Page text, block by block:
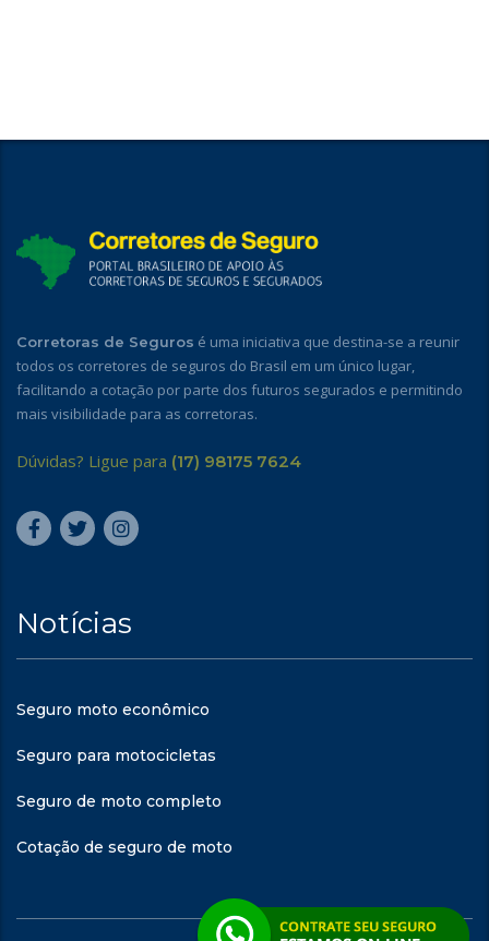
Corretoras de Seguros é uma iniciativa que destina-se a reunir
todos os corretores de seguros do Brasil em um único lugar,
facilitando a cotação por parte dos futuros segurados e permitindo
mais visibilidade para as corretoras.
Dúvidas? Ligue para (17) 98175 7624
Notícias
Seguro moto econômico
Seguro para motocicletas
Seguro de moto completo
Cotação de seguro de moto